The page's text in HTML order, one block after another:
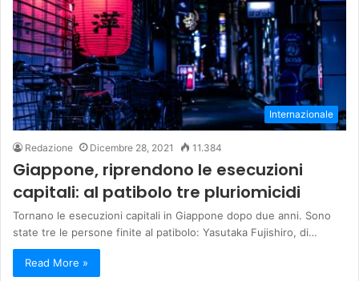
Internazionale
Redazione Dicembre 28, 2021 11.384
Giappone, riprendono le esecuzioni
capitali: al patibolo tre pluriomicidi
Tornano le esecuzioni capitali in Giappone dopo due anni. Sono
state tre le persone finite al patibolo: Yasutaka Fujishiro, di…
Read More »